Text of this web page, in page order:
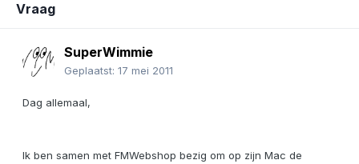
Vraag
SuperWimmie
Geplaatst: 17 mei 2011
Dag allemaal,
Ik ben samen met FMWebshop bezig om op zijn Mac de